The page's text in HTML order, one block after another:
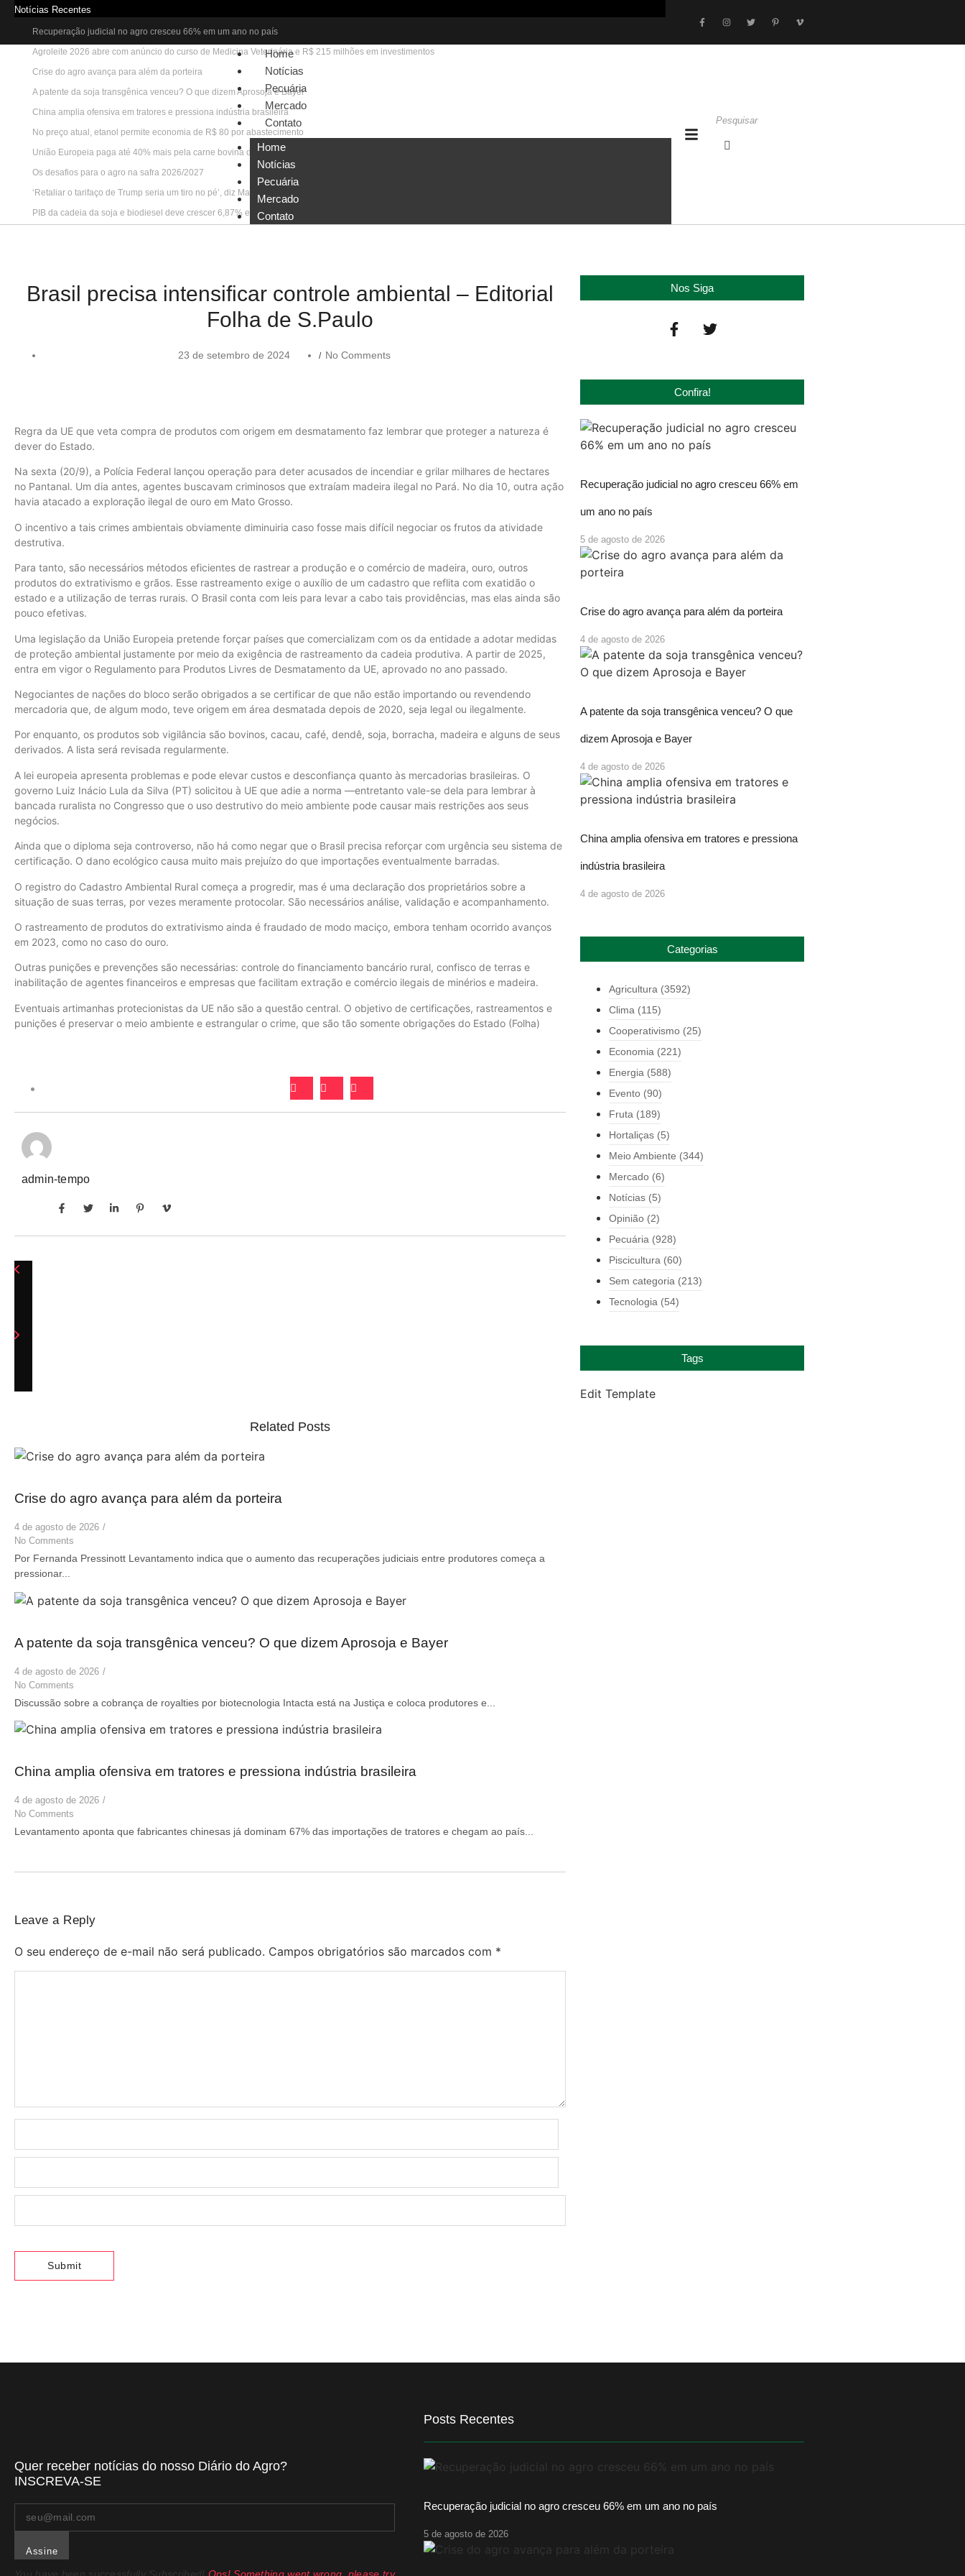
Notícias Recentes
Recuperação judicial no agro cresceu 66% em um ano no país
Agroleite 2026 abre com anúncio do curso de Medicina Veterinária e R$ 215 milhões em investimentos
Crise do agro avança para além da porteira
A patente da soja transgênica venceu? O que dizem Aprosoja e Bayer
China amplia ofensiva em tratores e pressiona indústria brasileira
No preço atual, etanol permite economia de R$ 80 por abastecimento
União Europeia paga até 40% mais pela carne bovina do que a China
Os desafios para o agro na safra 2026/2027
‘Retaliar o tarifaço de Trump seria um tiro no pé’, diz Marcos Jank
PIB da cadeia da soja e biodiesel deve crescer 6,87% em 2026
Home
Notícias
Pecuária
Mercado
Contato
Home
Notícias
Pecuária
Mercado
Contato
Brasil precisa intensificar controle ambiental – Editorial
Folha de S.Paulo
23 de setembro de 2024 / No Comments
Regra da UE que veta compra de produtos com origem em desmatamento faz lembrar que proteger a natureza é
dever do Estado.
Na sexta (20/9), a Polícia Federal lançou operação para deter acusados de incendiar e grilar milhares de hectares
no Pantanal. Um dia antes, agentes buscavam criminosos que extraíam madeira ilegal no Pará. No dia 10, outra ação
havia atacado a exploração ilegal de ouro em Mato Grosso.
O incentivo a tais crimes ambientais obviamente diminuiria caso fosse mais difícil negociar os frutos da atividade
destrutiva.
Para tanto, são necessários métodos eficientes de rastrear a produção e o comércio de madeira, ouro, outros
produtos do extrativismo e grãos. Esse rastreamento exige o auxílio de um cadastro que reflita com exatidão o
estado e a utilização de terras rurais. O Brasil conta com leis para levar a cabo tais providências, mas elas ainda são
pouco efetivas.
Uma legislação da União Europeia pretende forçar países que comercializam com os da entidade a adotar medidas
de proteção ambiental justamente por meio da exigência de rastreamento da cadeia produtiva. A partir de 2025,
entra em vigor o Regulamento para Produtos Livres de Desmatamento da UE, aprovado no ano passado.
Negociantes de nações do bloco serão obrigados a se certificar de que não estão importando ou revendendo
mercadoria que, de algum modo, teve origem em área desmatada depois de 2020, seja legal ou ilegalmente.
Por enquanto, os produtos sob vigilância são bovinos, cacau, café, dendê, soja, borracha, madeira e alguns de seus
derivados. A lista será revisada regularmente.
A lei europeia apresenta problemas e pode elevar custos e desconfiança quanto às mercadorias brasileiras. O
governo Luiz Inácio Lula da Silva (PT) solicitou à UE que adie a norma —entretanto vale-se dela para lembrar à
bancada ruralista no Congresso que o uso destrutivo do meio ambiente pode causar mais restrições aos seus
negócios.
Ainda que o diploma seja controverso, não há como negar que o Brasil precisa reforçar com urgência seu sistema de
certificação. O dano ecológico causa muito mais prejuízo do que importações eventualmente barradas.
O registro do Cadastro Ambiental Rural começa a progredir, mas é uma declaração dos proprietários sobre a
situação de suas terras, por vezes meramente protocolar. São necessários análise, validação e acompanhamento.
O rastreamento de produtos do extrativismo ainda é fraudado de modo maciço, embora tenham ocorrido avanços
em 2023, como no caso do ouro.
Outras punições e prevenções são necessárias: controle do financiamento bancário rural, confisco de terras e
inabilitação de agentes financeiros e empresas que facilitam extração e comércio ilegais de minérios e madeira.
Eventuais artimanhas protecionistas da UE não são a questão central. O objetivo de certificações, rastreamentos e
punições é preservar o meio ambiente e estrangular o crime, que são tão somente obrigações do Estado (Folha)
admin-tempo
Related Posts
Crise do agro avança para além da porteira
4 de agosto de 2026 /
No Comments
Por Fernanda Pressinott Levantamento indica que o aumento das recuperações judiciais entre produtores começa a
pressionar...
A patente da soja transgênica venceu? O que dizem Aprosoja e Bayer
4 de agosto de 2026 /
No Comments
Discussão sobre a cobrança de royalties por biotecnologia Intacta está na Justiça e coloca produtores e...
China amplia ofensiva em tratores e pressiona indústria brasileira
4 de agosto de 2026 /
No Comments
Levantamento aponta que fabricantes chinesas já dominam 67% das importações de tratores e chegam ao país...
Leave a Reply
O seu endereço de e-mail não será publicado. Campos obrigatórios são marcados com *
Nos Siga
Confira!
Recuperação judicial no agro cresceu 66% em
um ano no país
5 de agosto de 2026
Crise do agro avança para além da porteira
4 de agosto de 2026
A patente da soja transgênica venceu? O que
dizem Aprosoja e Bayer
4 de agosto de 2026
China amplia ofensiva em tratores e pressiona
indústria brasileira
4 de agosto de 2026
Categorias
Agricultura (3592)
Clima (115)
Cooperativismo (25)
Economia (221)
Energia (588)
Evento (90)
Fruta (189)
Hortaliças (5)
Meio Ambiente (344)
Mercado (6)
Notícias (5)
Opinião (2)
Pecuária (928)
Piscicultura (60)
Sem categoria (213)
Tecnologia (54)
Tags
Edit Template
Quer receber notícias do nosso Diário do Agro?
INSCREVA-SE
Assine
Posts Recentes
Recuperação judicial no agro cresceu 66% em um ano no país
5 de agosto de 2026